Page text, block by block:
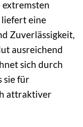
extremsten
eine
Zuverlässigkeit,
ausreichend
sich durch
sie für
attraktiver